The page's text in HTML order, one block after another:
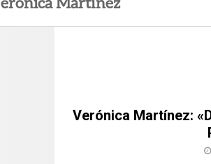
Verónica Martínez: